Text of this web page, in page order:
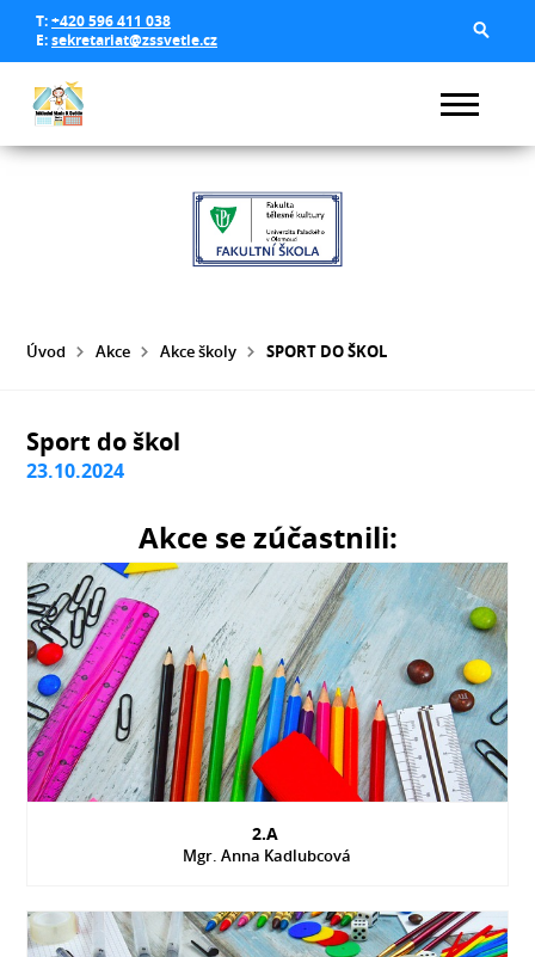
T:+420 596 411 038
E:sekretariat@zssvetle.cz
Úvod Akce Akce školy SPORT DO ŠKOL
Sport do škol
23.10.2024
Akce se zúčastnili:
2.A
Mgr. Anna Kadlubcová